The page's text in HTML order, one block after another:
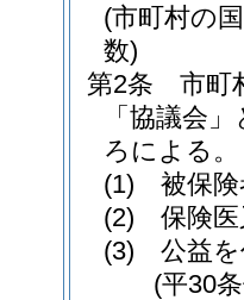
(市町村の
数)
第2条
市町
「協議会
ろによる。
(1)
被保
(2)
保険
(3)
公益
(平30